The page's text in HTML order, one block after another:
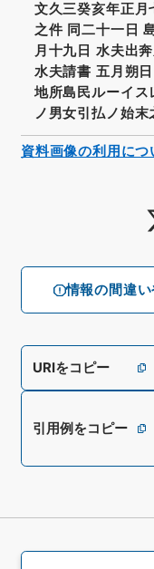
情報の間違
文久三癸亥年正月
之件 同二十一日
月十九日 水夫出
水夫請書 五月朔
地所島民ルーイス
ノ男女引払ノ始
URIをコピー
引用例をコピー
資料画像の利用につ